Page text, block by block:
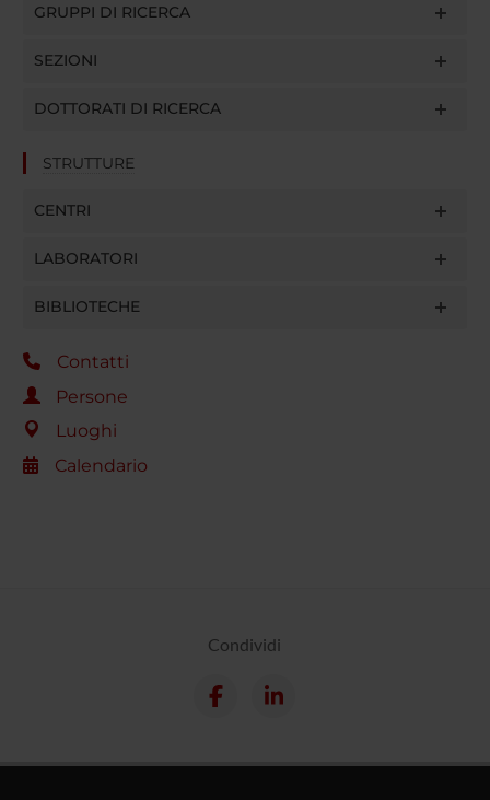
GRUPPI DI RICERCA
SEZIONI
DOTTORATI DI RICERCA
STRUTTURE
CENTRI
LABORATORI
BIBLIOTECHE
Contatti
Persone
Luoghi
Calendario
Condividi